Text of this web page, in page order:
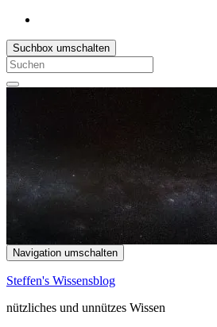
Suchbox umschalten
Search
for:
Navigation umschalten
Steffen's Wissensblog
nützliches und unnützes Wissen